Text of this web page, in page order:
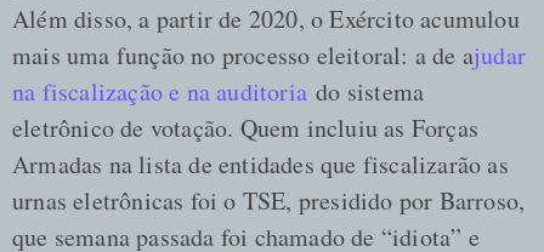
Além disso, a partir de 2020, o Exército acumulou
mais uma função no processo eleitoral: a de ajudar
na fiscalização e na auditoriado sistema
eletrônico de votação. Quem incluiu as Forças
Armadas na lista de entidades que fiscalizarão as
urnas eletrônicas foi o TSE, presidido por Barroso,
que semana passada foi chamado de “idiota” e